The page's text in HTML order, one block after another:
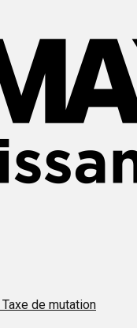
Taxe de mutation